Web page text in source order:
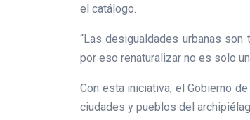
el catálogo.
“Las desigualdades urbanas
por eso renaturalizar no es solo
Con esta iniciativa, el Gobierno
ciudades y pueblos del